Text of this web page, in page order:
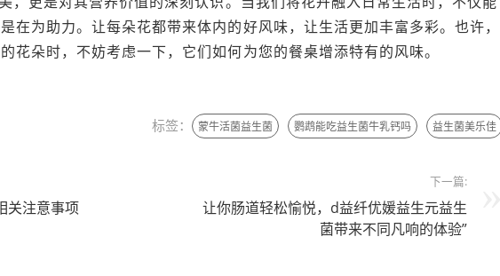
在为助力。让每朵花都带来体内的好风味，让生活更加丰富多彩。也许，
花朵时，不妨考虑一下，它们如何为您的餐桌增添特有的风味。
标签： 蒙牛活菌益生菌 鹦鹉能吃益生菌牛乳钙吗 益生菌美乐佳
关注意事项
下一篇:
让你肠道轻松愉悦，d益纤优媛益生元益生
菌带来不同凡响的体验”